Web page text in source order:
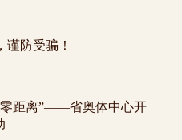
防受骗！
零距离”——省奥体中心开